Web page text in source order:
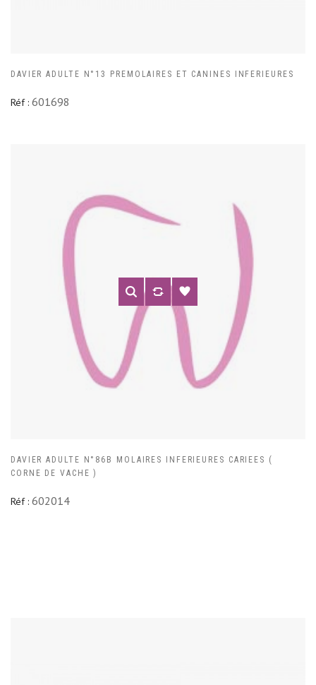
DAVIER ADULTE N°13 PREMOLAIRES ET CANINES INFERIEURES
Réf : 601698
DAVIER ADULTE N°86B MOLAIRES INFERIEURES CARIEES (
CORNE DE VACHE )
Réf : 602014